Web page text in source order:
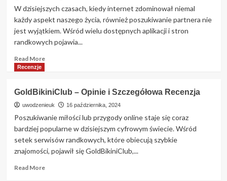
Portalu:
Jakie
Są
Zalety
i
Boonga.pl?
W dzisiejszych czasach, kiedy internet zdominował niemal
każdy aspekt naszego życia, również poszukiwanie partnera nie
jest wyjątkiem. Wśród wielu dostępnych aplikacji i stron
randkowych pojawia...
Read MoreRead
Bogatego
–
Jak
znaleźć
idealnego
partnera
z
Recenzje
GoldBikiniClub – Opinie i Szczegółowa Recenzja
uwodzenieuk 16 października, 2024
Poszukiwanie miłości lub przygody online staje się coraz
bardziej popularne w dzisiejszym cyfrowym świecie. Wśród
setek serwisów randkowych, które obiecują szybkie
znajomości, pojawił się GoldBikiniClub,...
Read MoreRead